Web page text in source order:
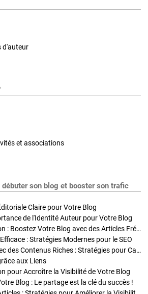
d'auteur
et associations
son blog et booster son trafic
Claire pour Votre Blog
de l'Identité Auteur pour Votre Blog
Stratégies de Publication : Boostez Votre Blog avec des Articles Fréquents et Exclusifs
: Stratégies Modernes pour le SEO
Enrichir Vos Articles avec des Contenus Riches : Stratégies pour Captiver et Optimiser
aux Liens
pour Accroître la Visibilité de Votre Blog
Blog : Le partage est la clé du succès !